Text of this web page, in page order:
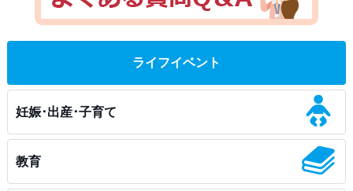
ライフイベント
妊娠･出産･子育て
教育